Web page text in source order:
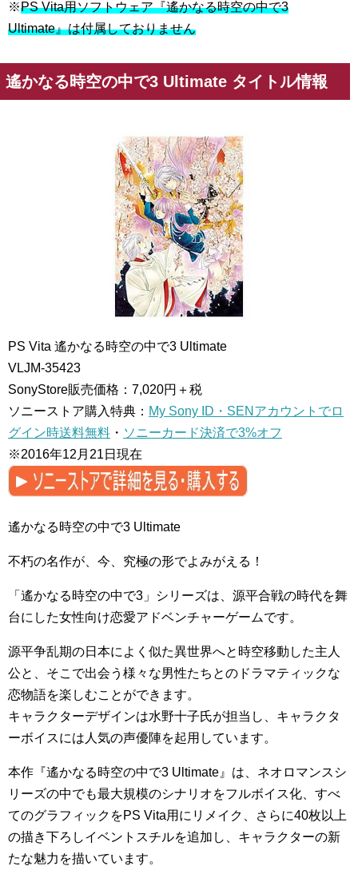
※PS Vita用ソフトウェア『遙かなる時空の中で3
Ultimate』は付属しておりません
遙かなる時空の中で3 Ultimate タイトル情報
PS Vita 遙かなる時空の中で3 Ultimate
VLJM-35423
SonyStore販売価格：7,020円＋税
ソニーストア購入特典： My Sony ID・SENアカウントでロ
グイン時送料無料 ・ ソニーカード決済で3%オフ
※2016年12月21日現在
遙かなる時空の中で3 Ultimate
不朽の名作が、今、究極の形でよみがえる！
「遙かなる時空の中で3」シリーズは、源平合戦の時代を舞
台にした女性向け恋愛アドベンチャーゲームです。
源平争乱期の日本によく似た異世界へと時空移動した主人
公と、そこで出会う様々な男性たちとのドラマティックな
恋物語を楽しむことができます。
キャラクターデザインは水野十子氏が担当し、キャラクタ
ーボイスには人気の声優陣を起用しています。
本作『遙かなる時空の中で3 Ultimate』は、ネオロマンスシ
リーズの中でも最大規模のシナリオをフルボイス化、すべ
てのグラフィックをPS Vita用にリメイク、さらに40枚以上
の描き下ろしイベントスチルを追加し、キャラクターの新
たな魅力を描いています。